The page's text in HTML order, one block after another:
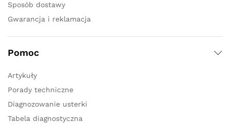
Sposób dostawy
Gwarancja i reklamacja
Pomoc
Artykuły
Porady techniczne
Diagnozowanie usterki
Tabela diagnostyczna